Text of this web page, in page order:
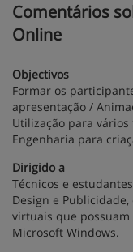
Comentários
Online
Objectivos
Formar os
apresentação /
Utilização para
Engenharia para
Dirigido a
Técnicos e
Design e
virtuais que
Microsoft Windows.